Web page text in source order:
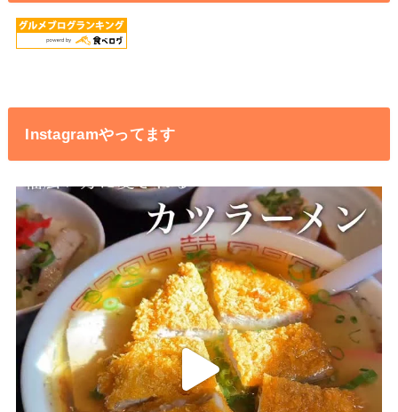
Instagramやってます